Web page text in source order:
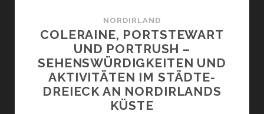
NORDIRLAND
COLERAINE, PORTSTEWART
UND PORTRUSH –
SEHENSWÜRDIGKEITEN UND
AKTIVITÄTEN IM STÄDTE-
DREIECK AN NORDIRLANDS
KÜSTE